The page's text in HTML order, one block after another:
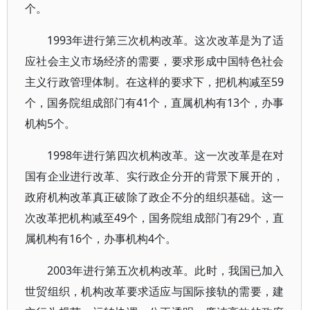
个。
1993年进行第三次机构改革。这次改革是为了适
应社会主义市场经济的需要，要求形成中国特色社会
主义行政管理体制。在这样的要求下，把机构减至59
个，国务院组成部门有41个，直属机构有13个，办事
机构5个。
1998年进行第四次机构改革。这一次改革是在对
国有企业进行改革、实行政企分开的背景下展开的，
政府机构改革真正破除了政企不分的组织基础。这一
次改革把机构减至49个，国务院组成部门有29个，直
属机构有16个，办事机构4个。
2003年进行第五次机构改革。此时，我国已加入
世贸组织，机构改革要求适应与国际接轨的需要，建